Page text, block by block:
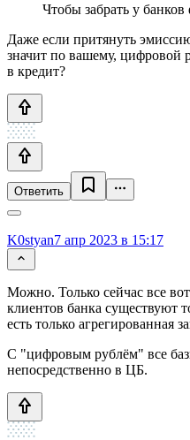
Чтобы забрать у
Даже если притянуть
значит по вашему, цифровой
в кредит?
Ответить
K0styan7 апр 2023 в 15:17
Можно. Только сейчас все
клиентов банка существуют
есть только агрегированная
С "цифровым рублём" все
непосредственно в ЦБ.